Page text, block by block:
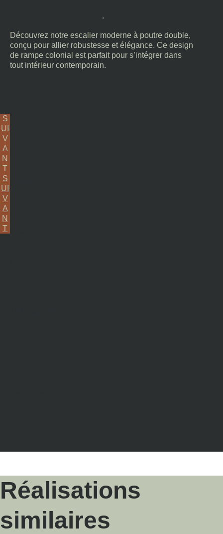
S
UI
V
A
N
T
S
UI
V
A
N
T
Découvrez notre escalier moderne à poutre double,
conçu pour allier robustesse et élégance. Ce design
de rampe colonial est parfait pour s’intégrer dans
tout intérieur contemporain.
Réalisations
similaires